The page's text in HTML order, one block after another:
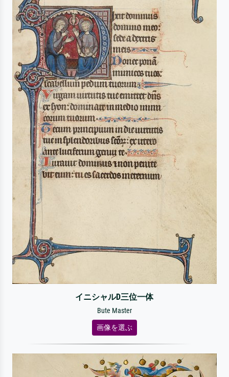
イニシャルD三位一体
Bute Master
画像を選ぶ